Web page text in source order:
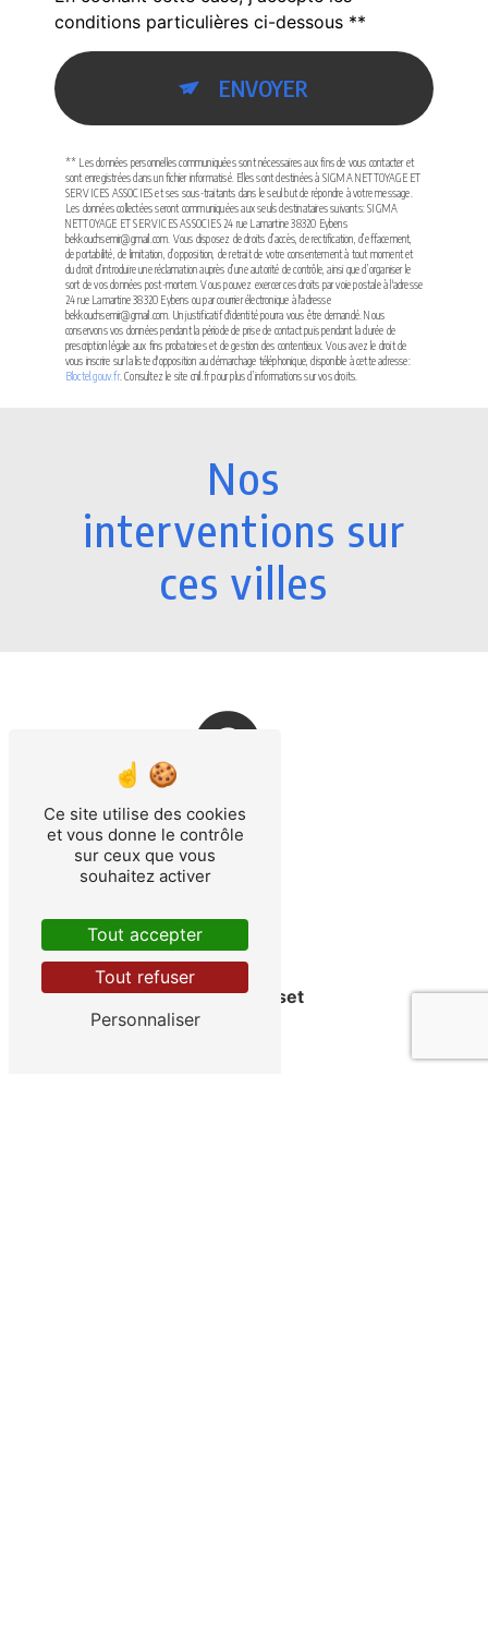
conditions particulières ci-dessous **
ENVOYER
** Les données personnelles communiquées sont nécessaires aux fins de vous contacter et
sont enregistrées dans un fichier informatisé. Elles sont destinées à SIGMA NETTOYAGE ET
SERVICES ASSOCIES et ses sous-traitants dans le seul but de répondre à votre message.
Les données collectées seront communiquées aux seuls destinataires suivants: SIGMA
NETTOYAGE ET SERVICES ASSOCIES 24 rue Lamartine 38320 Eybens
bekkouchsemir@gmail.com. Vous disposez de droits d’accès, de rectification, d’effacement,
de portabilité, de limitation, d’opposition, de retrait de votre consentement à tout moment et
du droit d’introduire une réclamation auprès d’une autorité de contrôle, ainsi que d’organiser le
sort de vos données post-mortem. Vous pouvez exercer ces droits par voie postale à l'adresse
24 rue Lamartine 38320 Eybens ou par courrier électronique à l'adresse
bekkouchsemir@gmail.com. Un justificatif d'identité pourra vous être demandé. Nous
conservons vos données pendant la période de prise de contact puis pendant la durée de
prescription légale aux fins probatoires et de gestion des contentieux. Vous avez le droit de
vous inscrire sur la liste d'opposition au démarchage téléphonique, disponible à cette adresse:
Bloctel.gouv.fr. Consultez le site cnil.fr pour plus d’informations sur vos droits.
Nos
interventions sur
ces villes
Échirolles
Seyssinet-Pariset
Ce site utilise des cookies
et vous donne le contrôle
sur ceux que vous
souhaitez activer
Tout accepter
Tout refuser
Personnaliser